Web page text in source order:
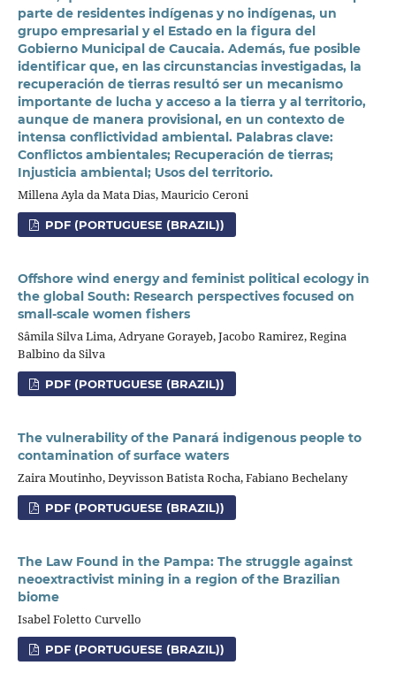
parte de residentes indígenas y no indígenas, un
grupo empresarial y el Estado en la figura del
Gobierno Municipal de Caucaia. Además, fue posible
identi­ficar que, en las circunstancias investigadas, la
recuperación de tierras resultó ser un mecanismo
impor­tante de lucha y acceso a la tierra y al territorio,
aunque de manera provisional, en un contexto de
intensa conflictividad ambiental. Palabras clave:
Conflictos ambientales; Recuperación de tierras;
Injusticia ambiental; Usos del territorio.
Millena Ayla da Mata Dias, Mauricio Ceroni
PDF (PORTUGUESE (BRAZIL))
Offshore wind energy and feminist political ecology in
the global South: Research perspectives focused on
small-scale women fishers
Sâmila Silva Lima, Adryane Gorayeb, Jacobo Ramirez, Regina
Balbino da Silva
PDF (PORTUGUESE (BRAZIL))
The vulnerability of the Panará indigenous people to
contamination of surface waters
Zaira Moutinho, Deyvisson Batista Rocha, Fabiano Bechelany
PDF (PORTUGUESE (BRAZIL))
The Law Found in the Pampa: The struggle against
neoextractivist mining in a region of the Brazilian
biome
Isabel Foletto Curvello
PDF (PORTUGUESE (BRAZIL))